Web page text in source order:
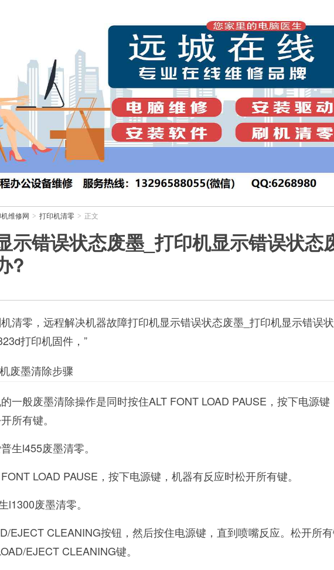
维修网 > 打印机清零 > 正文
示错误状态废墨_打印机显示错误状态
?
清零，远程解决机器故障打印机显示错误状态废墨_打印机显示错误
打印机固件，”
废墨清除步骤
一般废墨清除操作是同时按住ALT FONT LOAD PAUSE，按下电源键
所有键。
生l455废墨清零。
LOAD PAUSE，按下电源键，机器有反应时松开所有键。
l1300废墨清零。
EJECT CLEANING按钮，然后按住电源键，直到喷嘴反应。松开所有
EJECT CLEANING键。